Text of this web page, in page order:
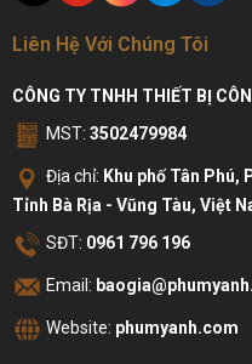
Liên Hệ Với Chúng Tôi
CÔNG TY TNHH THIẾT BỊ
MST: 3502479984
Địa chỉ: Khu phố Tân Phú,
Tỉnh Bà Rịa - Vũng Tàu, Việt
SĐT: 0961 796 196
Email:
Website: phumyanh.com